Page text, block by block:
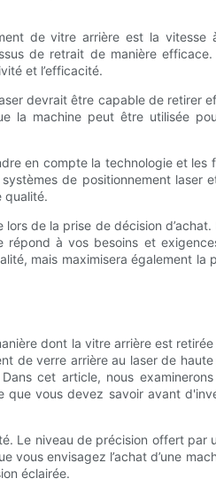
de vitre arrière est la vitesse
de retrait de manière efficace.
et l’efficacité.
devrait être capable de retirer
la machine peut être utilisée
en compte la technologie et les
de positionnement laser
qualité.
de la prise de décision d’achat.
à vos besoins et
mais maximisera également la
dont la vitre arrière est
de verre arrière au laser de
cet article, nous
que vous devez savoir avant
Le niveau de précision offert par
envisagez l’achat d’une
éclairée.